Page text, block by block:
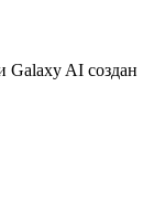
Galaxy AI создан